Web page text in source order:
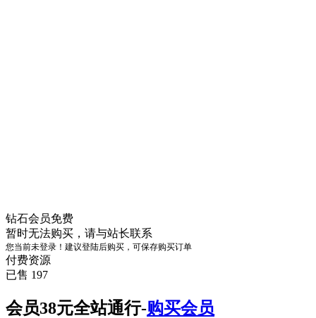
钻石会员免费
暂时无法购买，请与站长联系
您当前未登录！建议登陆后购买，可保存购买订单
付费资源
已售 197
会员38元全站通行-购买会员